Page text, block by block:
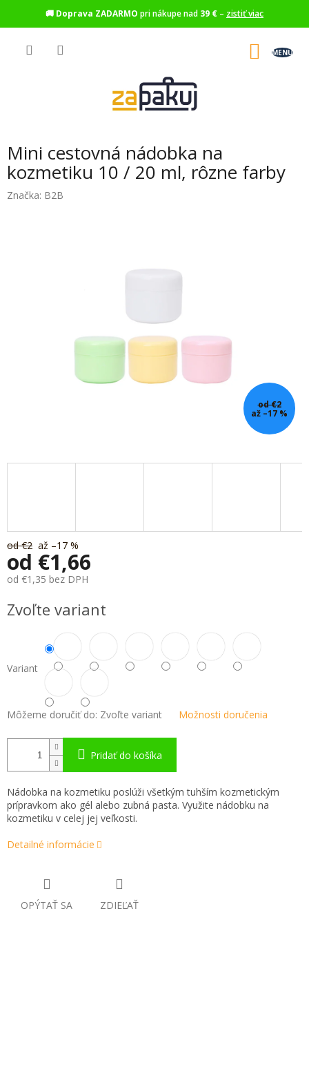
🚚 Doprava ZADARMO pri nákupe nad 39 € – zistiť viac
Mini cestovná nádobka na
kozmetiku 10 / 20 ml, rôzne farby
Značka: B2B
od €2
až –17 %
od €2 až –17 %
od €1,66
od €1,35 bez DPH
cena:
Zvoľte variant
Variant
Môžeme doručiť do: Zvoľte variant Možnosti doručenia
Pridať do košíka
Nádobka na kozmetiku poslúži všetkým tuhším kozmetickým
prípravkom ako gél alebo zubná pasta. Využite nádobku na
kozmetiku v celej jej veľkosti.
Detailné informácie
OPÝTAŤ SA ZDIEĽAŤ